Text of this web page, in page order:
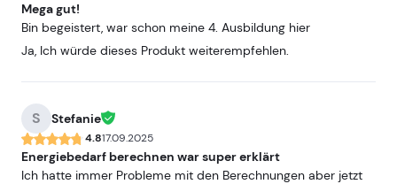
Mega gut!
Bin begeistert, war schon meine 4. Ausbildung hier
Ja, Ich würde dieses Produkt weiterempfehlen.
S Stefanie
4.817.09.2025
Energiebedarf berechnen war super erklärt
Ich hatte immer Probleme mit den Berechnungen aber jetzt